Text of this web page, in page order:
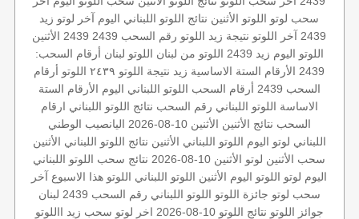
سحب لوتو اللوتو الأثنين نتائج اللوتو اللبناني اليوم آخر لوتو زيد
2439 آخر اللوتو نتيجة زيد اللوتو رقم السحب 2439
2439 الأثنين
اللوتو اليوم زيد 2439
اللوتو من لبنان اللوتو لبنان أرقام السحب:
2439 الأرقام الستة الاساسية زيد نتيجة اللوتو ٢٤٣٩
اللوتو أرقام
السحب 2439
أرقام السحب اللوتو اللبناني اليوم الأرقام الستة
الاساسة اللوتو اللبناني رقم السحب نتائج اللوتو اللبناني ارقام
السحب نتائج الأثنين الأثنين 10-08-2026
اليانصيب الوطني
اللبناني لوتو اليوم اللوتو اللبناني الأثنين نتائج اللوتو اللبناني الأثنين
سحب الأثنين لوتو الأثنين 10-08-2026
نتائج سحب اللوتو اللبناني
اليوم لوتو اللوتو اليوم الأثنين اللوتو اللبناني اللوتو هذا الاسبوع آخر
سحب لوتو جائزة اللوتو اللوتو اللبناني رقم السحب 2439
لبنان
جوائز اللوتو نتائج اللوتو 10-08-2026 اخر لوتو سحب زيد االلوتو